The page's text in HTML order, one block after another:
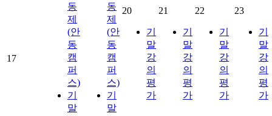
17
동
제
(안
동
캠
퍼
스)
기
말
동
제
(안
동
캠
퍼
스)
기
말
20
기
말
강
의
평
가
21
기
말
강
의
평
가
22
기
말
강
의
평
가
23
기
말
강
의
평
가